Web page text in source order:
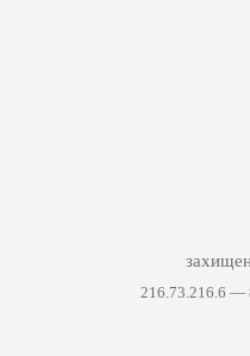
216.73.216.6 —